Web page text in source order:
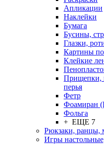
Апликации
Наклейки
Бумага
Бусины,
Глазки,
Картины
Клейкие
Прищепки,
перья
Фетр
Фоамиран
Фольга
+ ЕЩЕ 7
Рюкзаки, ранцы,
Игры